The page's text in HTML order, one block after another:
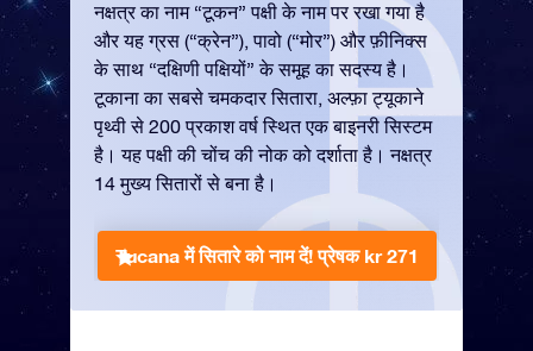
नक्षत्र का नाम “टूकन” पक्षी के नाम पर रखा गया है
और यह ग्रस (“क्रेन”), पावो (“मोर”) और फ़ीनिक्स
के साथ “दक्षिणी पक्षियों” के समूह का सदस्य है।
टूकाना का सबसे चमकदार सितारा, अल्फ़ा ट्यूकाने
पृथ्वी से 200 प्रकाश वर्ष स्थित एक बाइनरी सिस्टम
है। यह पक्षी की चोंच की नोक को दर्शाता है। नक्षत्र
14 मुख्य सितारों से बना है।
Tucana में सितारे को नाम दें!प्रेषक kr 271